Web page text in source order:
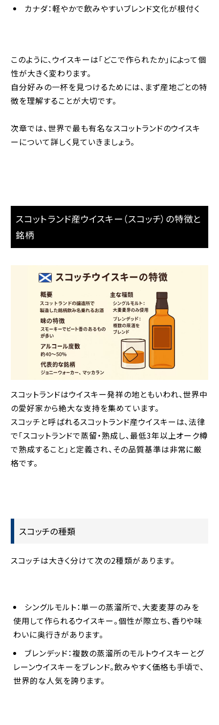
カナダ：軽やかで飲みやすいブレンド文化が根付く
このように、ウイスキーは「どこで作られたか」によって個
性が大きく変わります。
自分好みの一杯を見つけるためには、まず産地ごとの特
徴を理解することが大切です。
次章では、世界で最も有名なスコットランドのウイスキ
ーについて詳しく見ていきましょう。
スコットランド産ウイスキー（スコッチ）の特徴と
銘柄
スコットランドはウイスキー発祥の地ともいわれ、世界中
の愛好家から絶大な支持を集めています。
スコッチと呼ばれるスコットランド産ウイスキーは、法律
で「スコットランドで蒸留・熟成し、最低3年以上オーク樽
で熟成すること」と定義され、その品質基準は非常に厳
格です。
スコッチの種類
スコッチは大きく分けて次の2種類があります。
シングルモルト：単一の蒸溜所で、大麦麦芽のみを
使用して作られるウイスキー。個性が際立ち、香りや味
わいに奥行きがあります。
ブレンデッド：複数の蒸溜所のモルトウイスキーとグ
レーンウイスキーをブレンド。飲みやすく価格も手頃で、
世界的な人気を誇ります。